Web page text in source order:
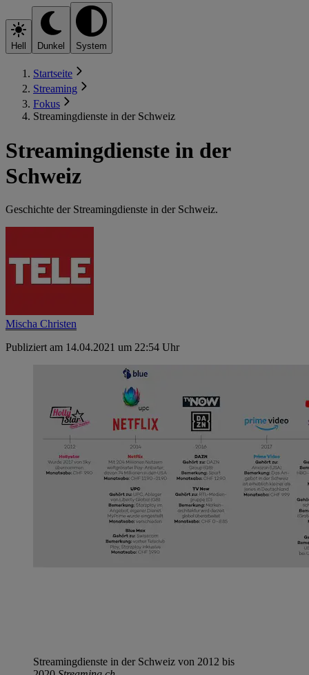
Hell Dunkel System
Startseite
Streaming
Fokus
Streamingdienste in der Schweiz
Streamingdienste in der
Schweiz
Geschichte der Streamingdienste in der Schweiz.
Mischa Christen
Publiziert am 14.04.2021 um 22:54 Uhr
Streamingdienste in der Schweiz von 2012 bis